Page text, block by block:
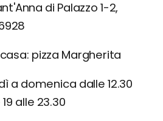
di Palazzo 1-2,
pizza Margherita
a domenica dalle 12.30
alle 23.30